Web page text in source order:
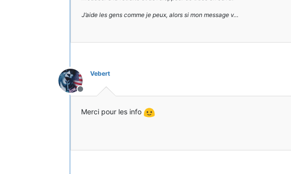
J’aide les gens comme je peux, alors si mon message v…
Hors-ligne
Vebert
Merci pour les info